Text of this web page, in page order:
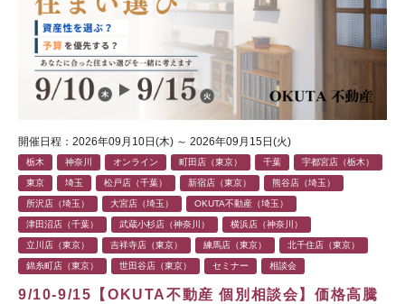
開催日程：2026年09月10日(木) ～ 2026年09月15日(火)
栃木 神奈川 オンライン 町田店（東京） 千葉 宇都宮店（栃木）
東京 埼玉 松戸店（千葉） 新宿店（東京） 熊谷店（埼玉）
所沢店（埼玉） 大宮店（埼玉） OKUTA不動産（埼玉）
津田沼店（千葉） 武蔵小杉店（神奈川） 横浜店（神奈川）
立川店（東京） 吉祥寺店（東京） 練馬店（東京） 北千住店（東京）
錦糸町店（東京） 世田谷店（東京） セミナー 相談会
9/10-9/15【OKUTA不動産 個別相談会】価格高騰